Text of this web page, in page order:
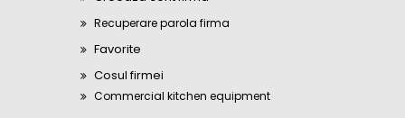
Recuperare parola firma
Favorite
Cosul firmei
Commercial kitchen equipment